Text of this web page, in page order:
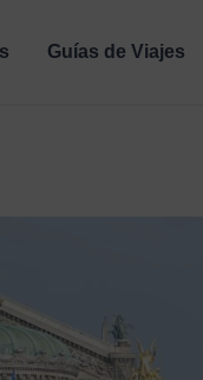
Guías de Viajes